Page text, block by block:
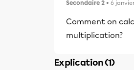
Secondaire 2 • 6
Comment on
multiplication?
Explication (1)